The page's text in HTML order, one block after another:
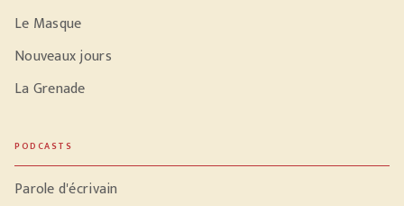
Le Masque
Nouveaux jours
La Grenade
PODCASTS
Parole d'écrivain